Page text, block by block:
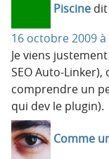
Piscine dit
16 octobre 2009
Je viens
SEO Auto-
comprendre un
qui dev le plugin).
Comme